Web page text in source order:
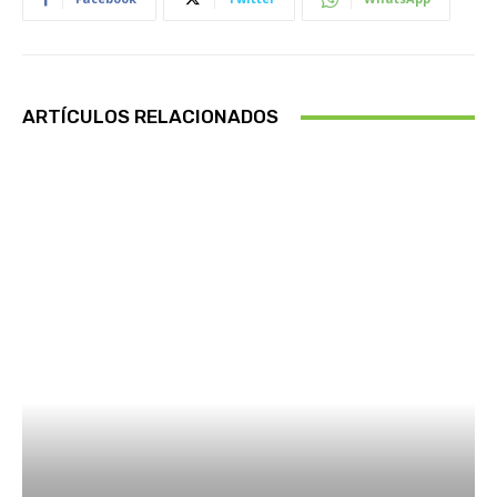
ARTÍCULOS RELACIONADOS